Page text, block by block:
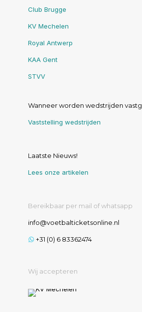
Club Brugge
KV Mechelen
Royal Antwerp
KAA Gent
STVV
Wanneer worden wedstrijden
Vaststelling wedstrijden
Laatste Nieuws!
Lees onze artikelen
Bereikbaar per mail of whatsapp
info@voetbalticketsonline.nl
+31 (0) 6 83362474
Wij accepteren